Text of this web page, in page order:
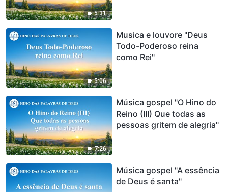
5:31
5:06
Musica e louvore "Deus
Todo-Poderoso reina
como Rei"
7:26
Música gospel "O Hino do
Reino (III) Que todas as
pessoas gritem de alegria"
Música gospel "A essência
de Deus é santa"